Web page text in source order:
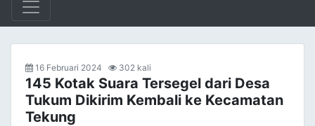
16 Februari 2024 302 kali
145 Kotak Suara Tersegel dari Desa
Tukum Dikirim Kembali ke Kecamatan
Tekung